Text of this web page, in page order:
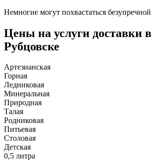
Немногие могут похвастаться
Цены на услуги доставки
Рубцовске
Артезианская
Горная
Ледниковая
Минеральная
Природная
Талая
Родниковая
Питьевая
Столовая
Детская
0,5 литра